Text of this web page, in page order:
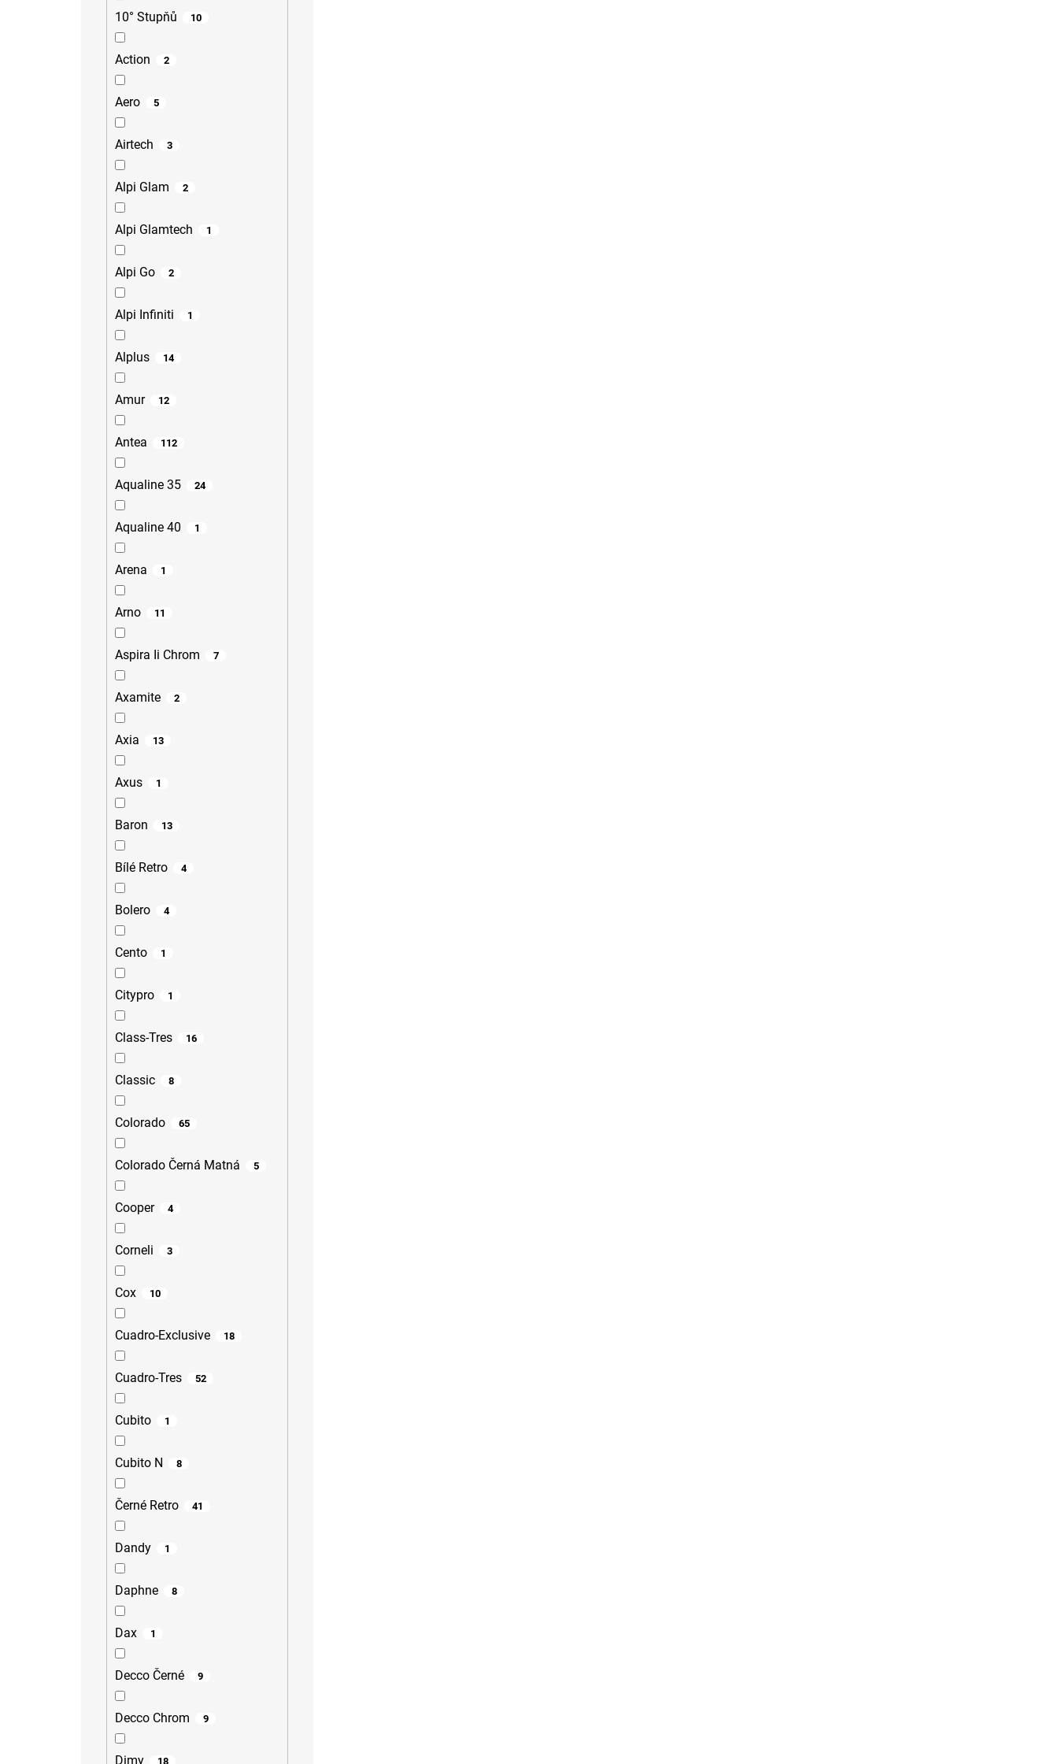
10° Stupňů 10
Action 2
Aero 5
Airtech 3
Alpi Glam 2
Alpi Glamtech 1
Alpi Go 2
Alpi Infiniti 1
Alplus 14
Amur 12
Antea 112
Aqualine 35 24
Aqualine 40 1
Arena 1
Arno 11
Aspira Ii Chrom 7
Axamite 2
Axia 13
Axus 1
Baron 13
Bílé Retro 4
Bolero 4
Cento 1
Citypro 1
Class-Tres 16
Classic 8
Colorado 65
Colorado Černá Matná 5
Cooper 4
Corneli 3
Cox 10
Cuadro-Exclusive 18
Cuadro-Tres 52
Cubito 1
Cubito N 8
Černé Retro 41
Dandy 1
Daphne 8
Dax 1
Decco Černé 9
Decco Chrom 9
Dimy 18